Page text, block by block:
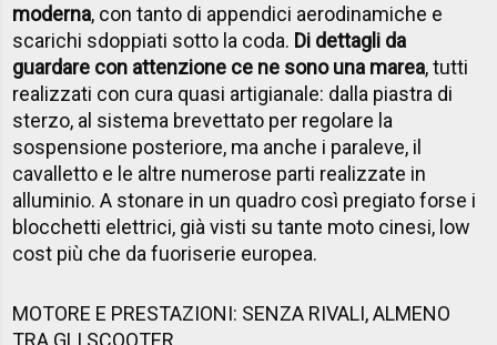
moderna, con tanto di appendici aerodinamiche e
scarichi sdoppiati sotto la coda. Di dettagli da
guardare con attenzione ce ne sono una marea, tutti
realizzati con cura quasi artigianale: dalla piastra di
sterzo, al sistema brevettato per regolare la
sospensione posteriore, ma anche i paraleve, il
cavalletto e le altre numerose parti realizzate in
alluminio. A stonare in un quadro così pregiato forse i
blocchetti elettrici, già visti su tante moto cinesi, low
cost più che da fuoriserie europea.
MOTORE E PRESTAZIONI: SENZA RIVALI, ALMENO
TRA GLI SCOOTER